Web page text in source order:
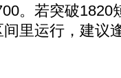
。若突破1820
里运行，建议